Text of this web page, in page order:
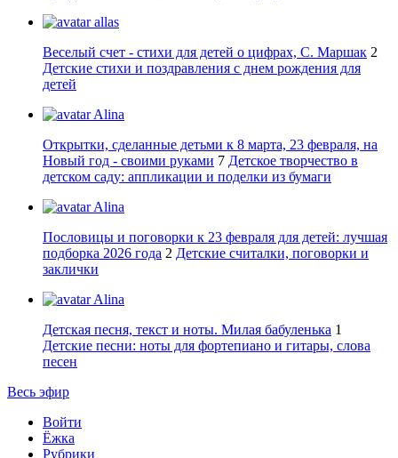
allas
Веселый счет - стихи для детей о цифрах, С. Маршак 2
Детские стихи и поздравления с днем рождения для
детей
Alina
Открытки, сделанные детьми к 8 марта, 23 февраля, на
Новый год - своими руками 7 Детское творчество в
детском саду: аппликации и поделки из бумаги
Alina
Пословицы и поговорки к 23 февраля для детей: лучшая
подборка 2026 года 2 Детские считалки, поговорки и
заклички
Alina
Детская песня, текст и ноты. Милая бабуленька 1
Детские песни: ноты для фортепиано и гитары, слова
песен
Весь эфир
Войти
Ёжка
Рубрики